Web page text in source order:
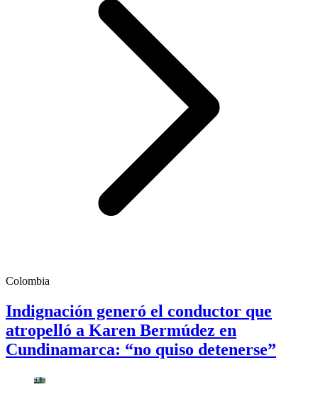
Colombia
Indignación generó el conductor que
atropelló a Karen Bermúdez en
Cundinamarca: “no quiso detenerse”